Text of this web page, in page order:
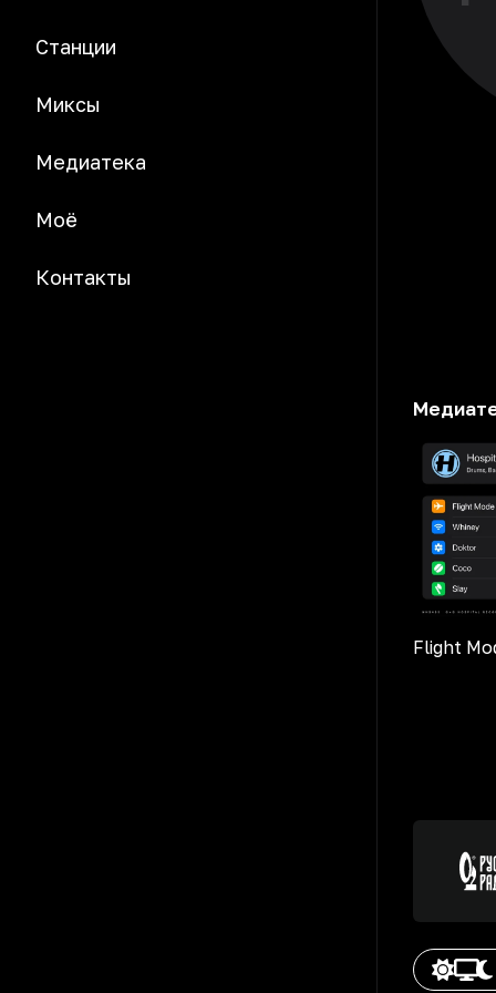
Станции
Миксы
Медиатека
Моё
Контакты
Flight